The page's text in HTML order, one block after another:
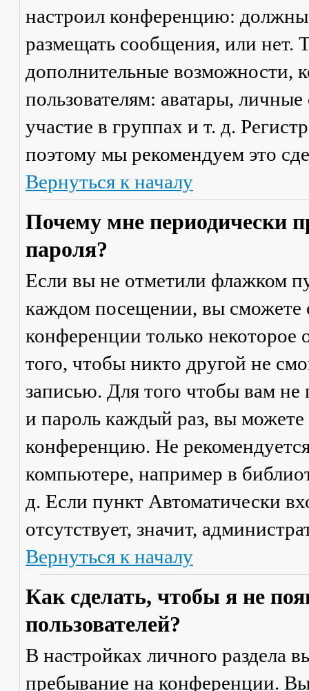
настроил конференцию: должны
размещать сообщения, или нет.
дополнительные возможности,
пользователям: аватары,
участие в группах и т. д.
поэтому мы рекомендуем это
Вернуться к началу
Почему мне периодически
пароля?
Если вы не отметили флажком
каждом посещении, вы сможете
конференции только некоторое
того, чтобы никто другой не
записью. Для того чтобы вам не
и пароль каждый раз, вы
конференцию. Не
компьютере, например в
д. Если пункт Автоматически
отсутствует, значит,
Вернуться к началу
Как сделать, чтобы я не
пользователей?
В настройках личного раздела
пребывание на конференции.